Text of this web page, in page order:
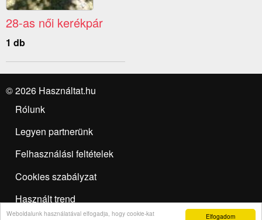
Elfogadom
Weboldalunk használatával elfogadja, hogy cookie-kat
28-as női kerékpár
1 db
© 2026 Használtat.hu
Rólunk
Legyen partnerünk
Felhasználási feltételek
Cookies szabályzat
Használt trend